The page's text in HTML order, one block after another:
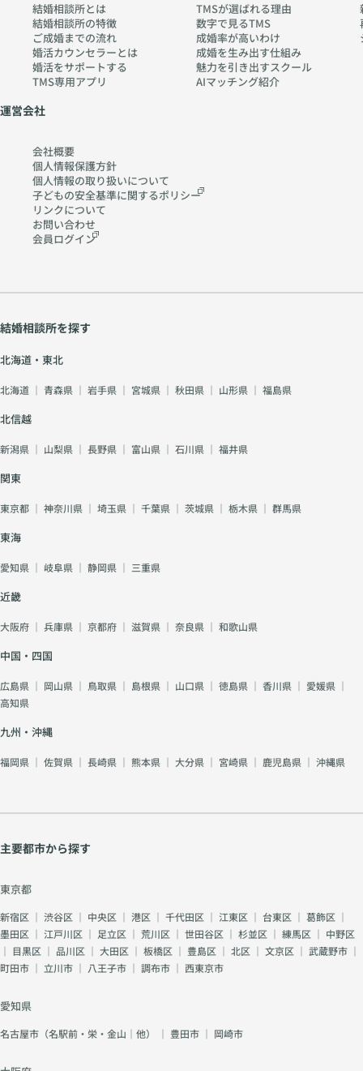
結婚相談所とは
結婚相談所の特徴
ご成婚までの流れ
婚活カウンセラーとは
婚活をサポートする
TMS専用アプリ
TMSが選ばれる理由
数字で見るTMS
成婚率が高いわけ
成婚を生み出す仕組み
魅力を引き出すスクール
AIマッチング紹介
運営会社
会社概要
個人情報保護方針
個人情報の取り扱いについて
子どもの安全基準に関するポリシー
リンクについて
お問い合わせ
会員ログイン
結婚相談所を探す
北海道・東北
北海道 ｜ 青森県 ｜ 岩手県 ｜ 宮城県 ｜ 秋田県 ｜ 山形県 ｜ 福島県
北信越
新潟県 ｜ 山梨県 ｜ 長野県 ｜ 富山県 ｜ 石川県 ｜ 福井県
関東
東京都 ｜ 神奈川県 ｜ 埼玉県 ｜ 千葉県 ｜ 茨城県 ｜ 栃木県 ｜ 群馬県
東海
愛知県 ｜ 岐阜県 ｜ 静岡県 ｜ 三重県
近畿
大阪府 ｜ 兵庫県 ｜ 京都府 ｜ 滋賀県 ｜ 奈良県 ｜ 和歌山県
中国・四国
広島県 ｜ 岡山県 ｜ 鳥取県 ｜ 島根県 ｜ 山口県 ｜ 徳島県 ｜ 香川県 ｜ 愛媛県 ｜
高知県
九州・沖縄
福岡県 ｜ 佐賀県 ｜ 長崎県 ｜ 熊本県 ｜ 大分県 ｜ 宮崎県 ｜ 鹿児島県 ｜ 沖縄県
主要都市から探す
東京都
新宿区 ｜ 渋谷区 ｜ 中央区 ｜ 港区 ｜ 千代田区 ｜ 江東区 ｜ 台東区 ｜ 葛飾区 ｜
墨田区 ｜ 江戸川区 ｜ 足立区 ｜ 荒川区 ｜ 世田谷区 ｜ 杉並区 ｜ 練馬区 ｜ 中野区
｜ 目黒区 ｜ 品川区 ｜ 大田区 ｜ 板橋区 ｜ 豊島区 ｜ 北区 ｜ 文京区 ｜ 武蔵野市 ｜
町田市 ｜ 立川市 ｜ 八王子市 ｜ 調布市 ｜ 西東京市
愛知県
名古屋市（名駅前・栄・金山｜他） ｜ 豊田市 ｜ 岡崎市